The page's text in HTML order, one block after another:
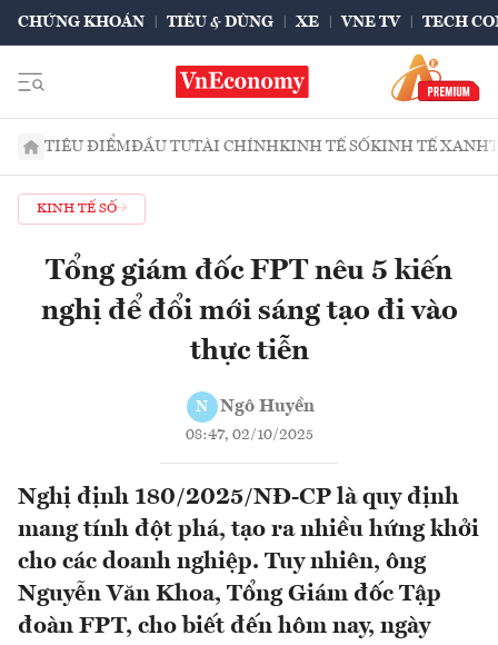
CHỨNG KHOÁN TIÊU & DÙNG XE VNE TV TECH
TIÊU ĐIỂMĐẦU TƯTÀI CHÍNHKINH TẾ SỐKINH TẾ XANH
KINH TẾ SỐ
Tổng giám đốc FPT nêu 5 kiến
nghị để đổi mới sáng tạo đi vào
thực tiễn
N Ngô Huyền
08:47, 02/10/2025
Nghị định 180/2025/NĐ-CP là quy định
mang tính đột phá, tạo ra nhiều hứng khởi
cho các doanh nghiệp. Tuy nhiên, ông
Nguyễn Văn Khoa, Tổng Giám đốc Tập
đoàn FPT, cho biết đến hôm nay, ngày